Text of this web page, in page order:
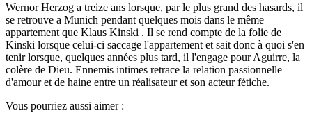
Wernor Herzog a treize ans lorsque, par le plus grand des hasards, il
se retrouve a Munich pendant quelques mois dans le même
appartement que Klaus Kinski . Il se rend compte de la folie de
Kinski lorsque celui-ci saccage l'appartement et sait donc à quoi s'en
tenir lorsque, quelques années plus tard, il l'engage pour Aguirre, la
colère de Dieu. Ennemis intimes retrace la relation passionnelle
d'amour et de haine entre un réalisateur et son acteur fétiche.
Vous pourriez aussi aimer :